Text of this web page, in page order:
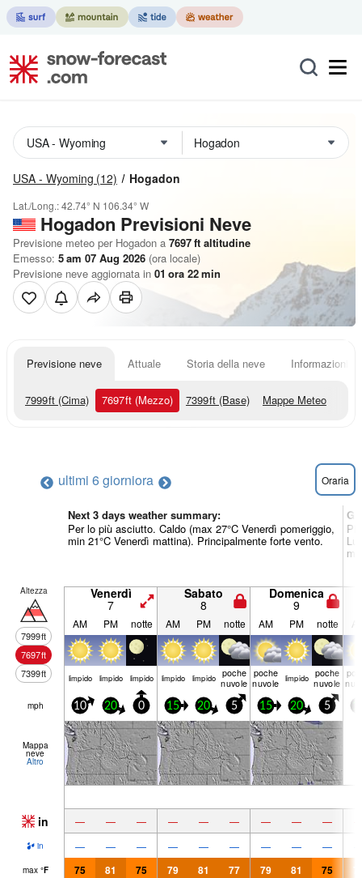
USA - Wyoming (12) Hogadon
Lat./Long.:42.74° N 106.34° W
Hogadon Previsioni Neve
Previsione meteo per Hogadon a 7697ft altitudine
Emesso: 5 am 07 Aug 2026 (ora locale)
Previsione neve aggiornata in 01 ora 22min
Previsione neve Attuale Storia della neve Informazioni
7999ft (Cima) 7697ft (Mezzo) 7399ft (Base) Mappe Meteo
ultimi 6 giorniora Oraria
Next 3 days weather summary:
Per lo più asciutto. Caldo (max 27°C Venerdì pomeriggio,
min 21°C Venerdì mattina). Principalmente forte vento.
Altezza
7999ft
7697ft
7399ft
Venerdì
7
Sabato
8
Domenica
9
AM PM notte AM PM notte AM PM notte
limp­ido limp­ido limp­ido limp­ido limp­ido poche
nuvole
poche
nuvole limp­ido poche
nuvole
mph 10 20 0 15 20 5 15 20 5
Mappa
neve
Altro
in — — — — — — — — —
in — — — — — — — — —
max °F 75 81 75 79 81 77 79 81 75